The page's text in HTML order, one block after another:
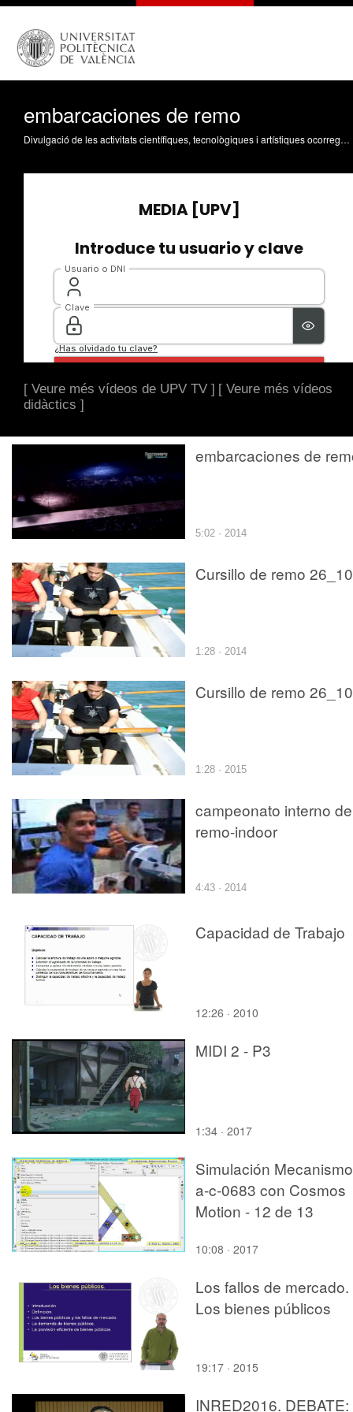
embarcaciones de remo
Divulgació de les activitats científiques, tecnològiques i artístiques ocorregudes en els tres campus de la UPV
[ Veure més vídeos de UPV TV ] [ Veure més vídeos
didàctics ]
embarcaciones de
5:02 · 2014
Cursillo de remo 26_10
1:28 · 2014
Cursillo de remo 26_10
1:28 · 2015
campeonato interno de
remo-indoor
4:43 · 2014
Capacidad de Trabajo
12:26 · 2010
MIDI 2 - P3
1:34 · 2017
Simulación Mecanismo
a-c-0683 con Cosmos
Motion - 12 de 13
10:08 · 2017
Los fallos de mercado.
Los bienes públicos
19:17 · 2015
INRED2016. DEBATE: